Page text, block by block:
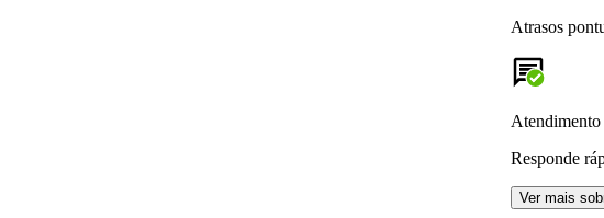
Atrasos
Atendimento
Responde
Ver mais